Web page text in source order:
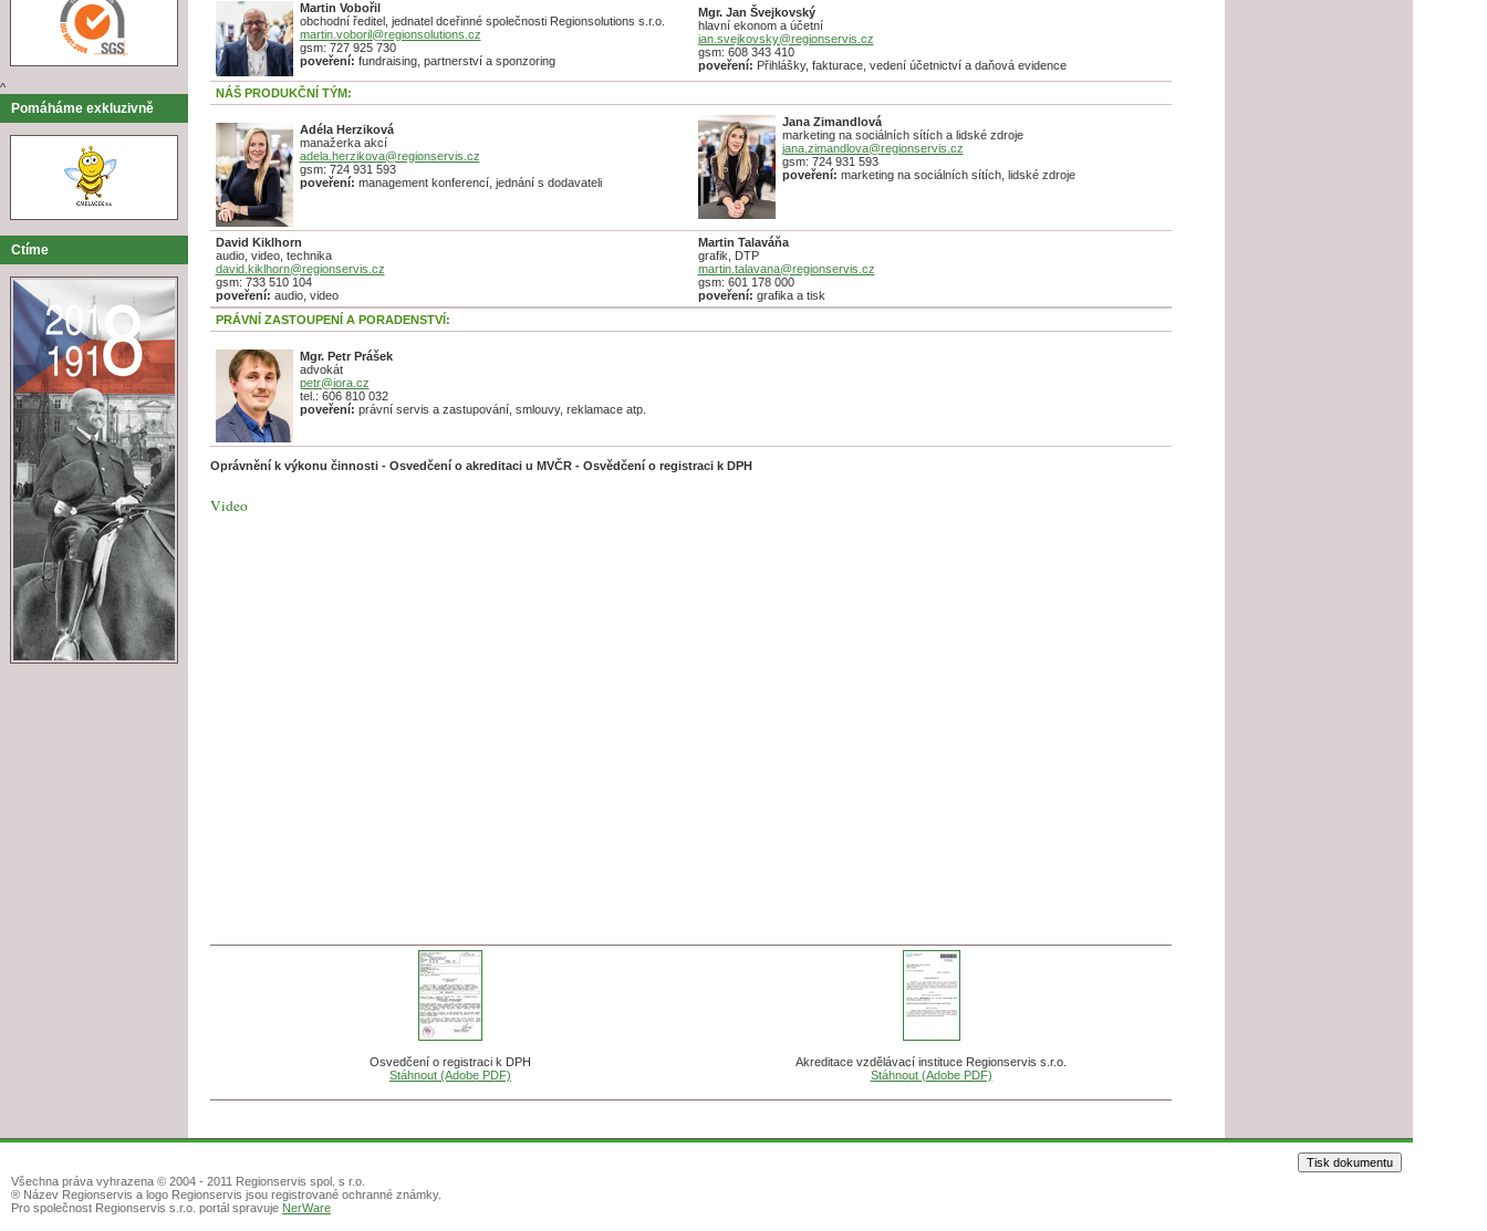
^
Pomáháme exkluzivně
Ctíme
Martin Vobořil
obchodní ředitel, jednatel dceřinné společnosti Regionsolutions s.r.o.
martin.voboril@regionsolutions.cz
gsm: 727 925 730
poveření: fundraising, partnerství a sponzoring
Mgr. Jan Švejkovský
hlavní ekonom a účetní
jan.svejkovsky@regionservis.cz
gsm: 608 343 410
poveření: Přihlášky, fakturace, vedení účetnictví a daňová evidence
NÁŠ PRODUKČNÍ TÝM:
Adéla Herziková
manažerka akcí
adela.herzikova@regionservis.cz
gsm: 724 931 593
poveření: management konferencí, jednání s dodavateli
Jana Zimandlová
marketing na sociálních sítích a lidské zdroje
jana.zimandlova@regionservis.cz
gsm: 724 931 593
poveření: marketing na sociálních sítích, lidské zdroje
David Kiklhorn
audio, video, technika
david.kiklhorn@regionservis.cz
gsm: 733 510 104
poveření: audio, video
Martin Talaváňa
grafik, DTP
martin.talavana@regionservis.cz
gsm: 601 178 000
poveření: grafika a tisk
PRÁVNÍ ZASTOUPENÍ A PORADENSTVÍ:
Mgr. Petr Prášek
advokát
petr@iora.cz
tel.: 606 810 032
poveření: právní servis a zastupování, smlouvy, reklamace atp.
Oprávnění k výkonu činnosti - Osvedčení o akreditaci u MVČR - Osvědčení o registraci k DPH
Video
Osvedčení o registraci k DPH
Stáhnout (Adobe PDF)
Akreditace vzdělávací instituce Regionservis s.r.o.
Stáhnout (Adobe PDF)
Všechna práva vyhrazena © 2004 - 2011 Regionservis spol. s r.o.
® Název Regionservis a logo Regionservis jsou registrované ochranné známky.
Pro společnost Regionservis s.r.o. portál spravuje NerWare